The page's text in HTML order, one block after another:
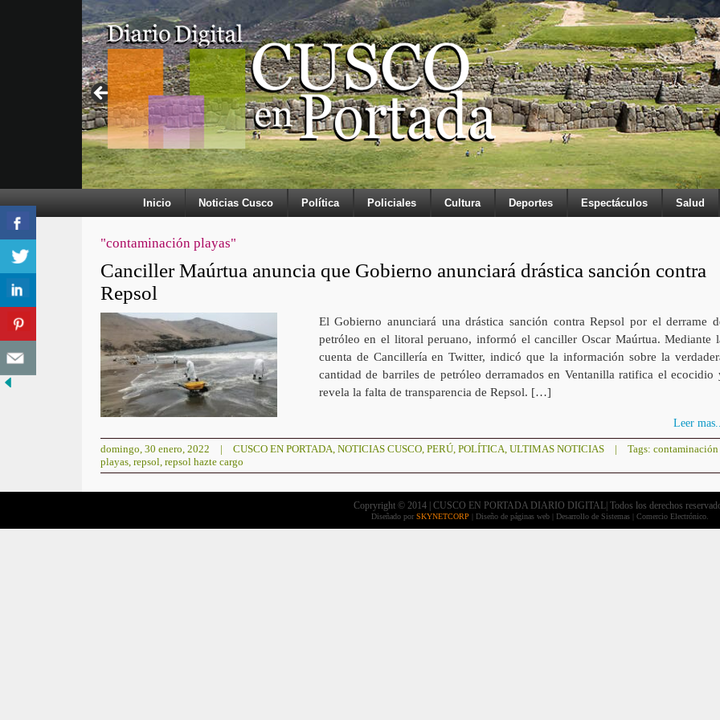
Inicio Noticias Cusco Política Policiales Cultura Deportes Espectáculos Salud
"contaminación playas"
Canciller Maúrtua anuncia que Gobierno anunciará drástica sanción contra
Repsol
El Gobierno anunciará una drástica sanción contra Repsol por el derrame
petróleo en el litoral peruano, informó el canciller Oscar Maúrtua. Mediante
cuenta de Cancillería en Twitter, indicó que la información sobre la
cantidad de barriles de petróleo derramados en Ventanilla ratifica el ecocidio
revela la falta de transparencia de Repsol. […]
Leer mas...
domingo, 30 enero, 2022 | CUSCO EN PORTADA NOTICIAS CUSCO, PERÚ, POLÍTICA ULTIMAS NOTICIAS | Tags: contaminación
playas, repsol repsol hazte cargo
Copryright © 2014 | CUSCO EN PORTADA DIARIO DIGITAL| Todos los derechos
Diseñado por SKYNETCORP | Diseño de páginas web | Desarrollo de Sistemas | Comercio Electrónico.